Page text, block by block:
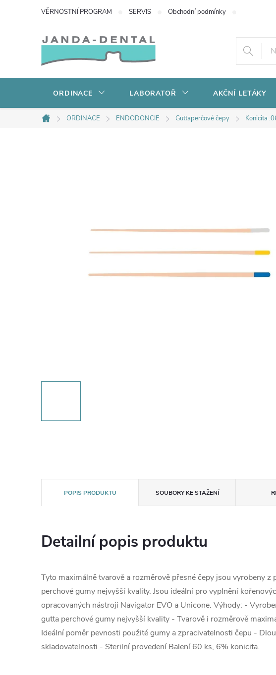
VĚRNOSTNÍ PROGRAM SERVIS Obchodní podmínky
ORDINACE LABORATOŘ AKČNÍ LETÁKY
Domů
ORDINACE ENDODONCIE Guttaperčové čepy Konicita
POPIS PRODUKTU SOUBORY KE STAŽENÍ
Detailní popis produktu
Tyto maximálně tvarově a rozměrově přesné čepy jsou vyrobeny z
perchové gumy nejvyšší kvality. Jsou ideální pro vyplnění
opracovaných nástroji Navigator EVO a Unicone. Výhody: -
gutta perchové gumy nejvyšší kvality - Tvarově i rozměrově
Ideální poměr pevnosti použité gumy a zpracivatelnosti čepu -
skladovatelnosti - Sterilní provedení Balení 60 ks, 6% konicita.